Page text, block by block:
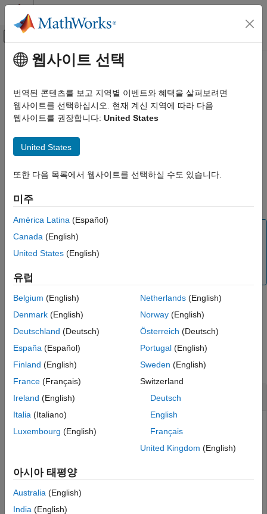
콘텐츠로 바로 가기
오프캔버스 탐색 메뉴 토글
문서 홈
Deep Learning Toolbox
심층 신경망 가져오기 및 구축하기
Deep Learning Toolbox
심층 신경망 훈련시키기
Deep Learning Toolbox
심층 신경망 시각화 및 검증하기
시각화 및 해석 가능성
이 페이지 내용
예제
입력 인수
버전 내역
참고 항목
주요 콘텐츠
plot
신경망 아키텍처 플로팅
구문
설명
plot(
분석하려면
deepNetworkDesigner(net)
예제
예제
모두 축소
신경망 플로팅하기
간단한 신경망을 만들어 플롯으로 표시합니다.
net = dlnetwork;
layers = [
웹사이트 선택
번역된 콘텐츠를 보고 지역별 이벤트와 혜택을 살펴보려면
웹사이트를 선택하십시오. 현재 계신 지역에 따라 다음
웹사이트를 권장합니다: United States
United States
또한 다음 목록에서 웹사이트를 선택하실 수도 있습니다.
미주
América Latina (Español)
Canada (English)
United States (English)
유럽
Belgium (English)
Denmark (English)
Deutschland (Deutsch)
España (Español)
Finland (English)
France (Français)
Ireland (English)
Italia (Italiano)
Luxembourg (English)
Netherlands(English)
Norway(English)
Österreich (Deutsch)
Portugal(English)
Sweden (English)
Switzerland
Deutsch
English
Français
United Kingdom (English)
아시아 태평양
Australia (English)
India (English)